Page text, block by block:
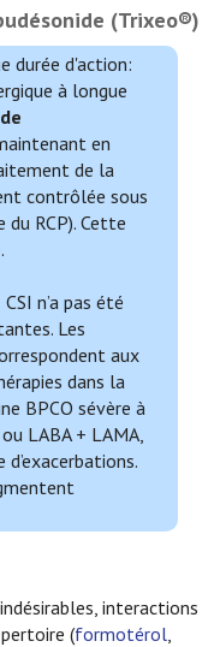
(Trixeo®)
durée d'action:
à longue
en
de la
contrôlée sous
du RCP). Cette
n’a pas été
Les
aux
dans la
BPCO sévère à
LABA + LAMA,
interactions
(formotérol,